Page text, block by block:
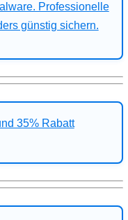
Professionelle
günstig sichern.